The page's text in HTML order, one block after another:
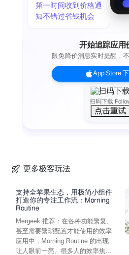
Play List (Video Games)
Subscriptions & Budgeting Lists
Simple Journal or Notes
Trip & Event Plans
Gym Workout List
第一时间收到价格通
知不错过省钱机会
扫码下载
点击重试
开始追踪应用
限免降价消息实时提醒，
App Store
更多极客玩法
支持全苹果生态，用极简小组件
打造你的专注工作流：Morning
Routine
Mergeek 推荐：在各种功能繁复、
甚至需要繁琐配置才能使用的效率
应用中，Morning Routine 的出现
让人眼前一亮。很多人的效率焦